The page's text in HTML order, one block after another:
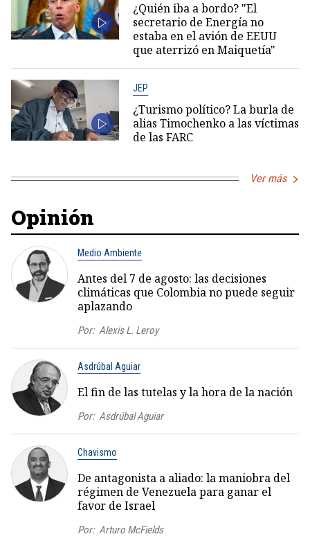
¿Quién iba a bordo? "El
secretario de Energía no
estaba en el avión de EEUU
que aterrizó en Maiquetía"
JEP
¿Turismo político? La burla de
alias Timochenko a las víctimas
de las FARC
Ver más
Opinión
Medio Ambiente
Antes del 7 de agosto: las decisiones
climáticas que Colombia no puede seguir
aplazando
Por: Alexis L. Leroy
Asdrúbal Aguiar
El fin de las tutelas y la hora de la nación
Por: Asdrúbal Aguiar
Chavismo
De antagonista a aliado: la maniobra del
régimen de Venezuela para ganar el
favor de Israel
Por: Arturo McFields